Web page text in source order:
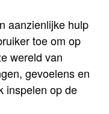
aanzienlijke hulp
toe om op
wereld van
gevoelens en
inspelen op de